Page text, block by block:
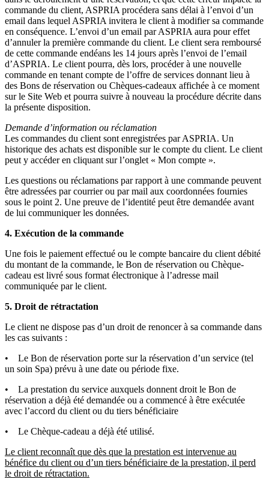
commande du client, ASPRIA procédera sans délai à l’envoi d’un
email dans lequel ASPRIA invitera le client à modifier sa commande
en conséquence. L’envoi d’un email par ASPRIA aura pour effet
d’annuler la première commande du client. Le client sera remboursé
de cette commande endéans les 14 jours après l’envoi de l’email
d’ASPRIA. Le client pourra, dès lors, procéder à une nouvelle
commande en tenant compte de l’offre de services donnant lieu à
des Bons de réservation ou Chèques-cadeaux affichée à ce moment
sur le Site Web et pourra suivre à nouveau la procédure décrite dans
la présente disposition.
Demande d’information ou réclamation
Les commandes du client sont enregistrées par ASPRIA. Un
historique des achats est disponible sur le compte du client. Le client
peut y accéder en cliquant sur l’onglet « Mon compte ».
Les questions ou réclamations par rapport à une commande peuvent
être adressées par courrier ou par mail aux coordonnées fournies
sous le point 2. Une preuve de l’identité peut être demandée avant
de lui communiquer les données.
4. Exécution de la commande
Une fois le paiement effectué ou le compte bancaire du client débité
du montant de la commande, le Bon de réservation ou Chèque-
cadeau est livré sous format électronique à l’adresse mail
communiquée par le client.
5. Droit de rétractation
Le client ne dispose pas d’un droit de renoncer à sa commande dans
les cas suivants :
• Le Bon de réservation porte sur la réservation d’un service (tel
un soin Spa) prévu à une date ou période fixe.
• La prestation du service auxquels donnent droit le Bon de
réservation a déjà été demandée ou a commencé à être exécutée
avec l’accord du client ou du tiers bénéficiaire
• Le Chèque-cadeau a déjà été utilisé.
Le client reconnaît que dès que la prestation est intervenue au
bénéfice du client ou d’un tiers bénéficiaire de la prestation, il perd
le droit de rétractation.